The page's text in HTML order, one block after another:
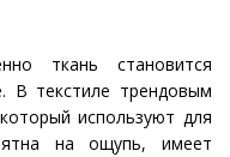
ткань становится
В текстиле трендовым
используют для
на ощупь, имеет